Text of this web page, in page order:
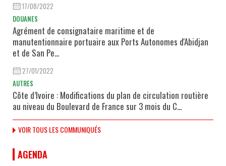
17/08/2022
DOUANES
Agrément de consignataire maritime et de
manutentionnaire portuaire aux Ports Autonomes d'Abidjan
et de San Pe...
27/01/2022
AUTRES
Côte d’Ivoire : Modifications du plan de circulation routière
au niveau du Boulevard de France sur 3 mois du C...
VOIR TOUS LES COMMUNIQUÉS
AGENDA